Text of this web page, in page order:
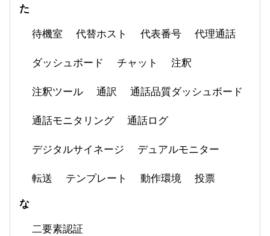
た
待機室 代替ホスト 代表番号
代理通話
ダッシュボード
チャット
注釈
注釈ツール
通訳
通話品質ダッシュボード
通話モニタリング
通話ログ
デジタルサイネージ
デュアルモニター
転送
テンプレート 動作環境 投票
な
二要素認証